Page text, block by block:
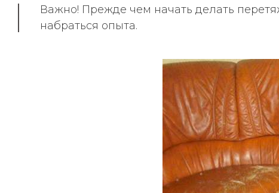
Важно! Прежде чем начать делать
набраться опыта.